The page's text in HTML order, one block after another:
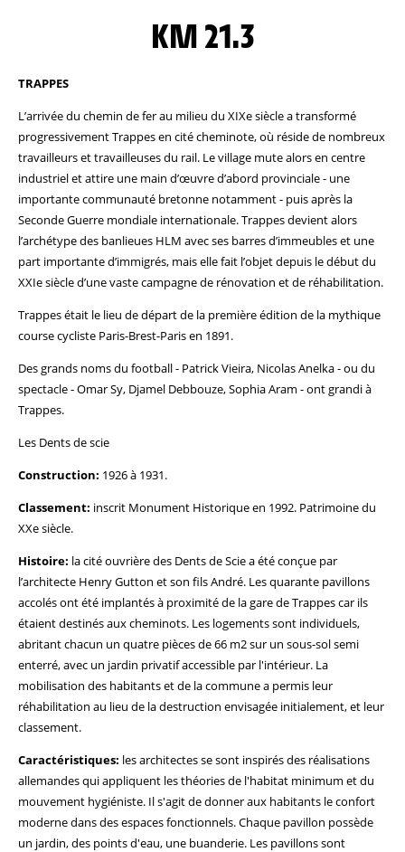
KM 21.3
TRAPPES
L’arrivée du chemin de fer au milieu du XIXe siècle a transformé
progressivement Trappes en cité cheminote, où réside de nombreux
travailleurs et travailleuses du rail. Le village mute alors en centre
industriel et attire une main d’œuvre d’abord provinciale - une
importante communauté bretonne notamment - puis après la
Seconde Guerre mondiale internationale. Trappes devient alors
l’archétype des banlieues HLM avec ses barres d’immeubles et une
part importante d’immigrés, mais elle fait l’objet depuis le début du
XXIe siècle d’une vaste campagne de rénovation et de réhabilitation.
Trappes était le lieu de départ de la première édition de la mythique
course cycliste Paris-Brest-Paris en 1891.
Des grands noms du football - Patrick Vieira, Nicolas Anelka - ou du
spectacle - Omar Sy, Djamel Debbouze, Sophia Aram - ont grandi à
Trappes.
Les Dents de scie
Construction: 1926 à 1931.
Classement: inscrit Monument Historique en 1992. Patrimoine du
XXe siècle.
Histoire: la cité ouvrière des Dents de Scie a été conçue par
l’architecte Henry Gutton et son fils André. Les quarante pavillons
accolés ont été implantés à proximité de la gare de Trappes car ils
étaient destinés aux cheminots. Les logements sont individuels,
abritant chacun un quatre pièces de 66 m2 sur un sous-sol semi
enterré, avec un jardin privatif accessible par l'intérieur. La
mobilisation des habitants et de la commune a permis leur
réhabilitation au lieu de la destruction envisagée initialement, et leur
classement.
Caractéristiques: les architectes se sont inspirés des réalisations
allemandes qui appliquent les théories de l'habitat minimum et du
mouvement hygiéniste. Il s'agit de donner aux habitants le confort
moderne dans des espaces fonctionnels. Chaque pavillon possède
un jardin, des points d'eau, une buanderie. Les pavillons sont